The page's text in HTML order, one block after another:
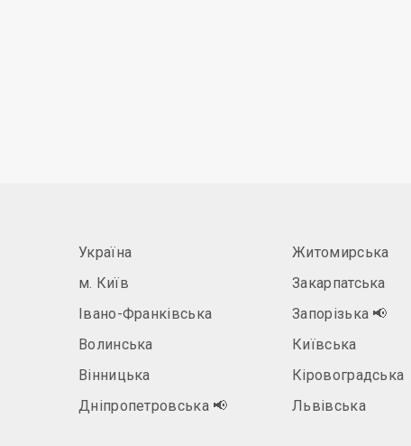
Україна
м. Київ
Івано-Франківська
Волинська
Вінницька
Дніпропетровська 📢
Житомирська
Закарпатська
Запорізька 📢
Київська
Кіровоградська
Львівська